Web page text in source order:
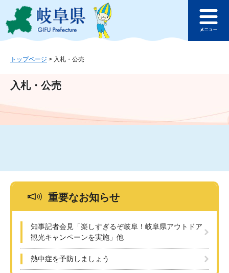
ジ
ュ
文
このページの本文へ
ュ
トップページ > 入札・公売
入札・公売
重要なお知らせ
知事記者会見「楽しすぎるぞ岐阜！岐阜県アウトドア
観光キャンペーンを実施」他
熱中症を予防しましょう